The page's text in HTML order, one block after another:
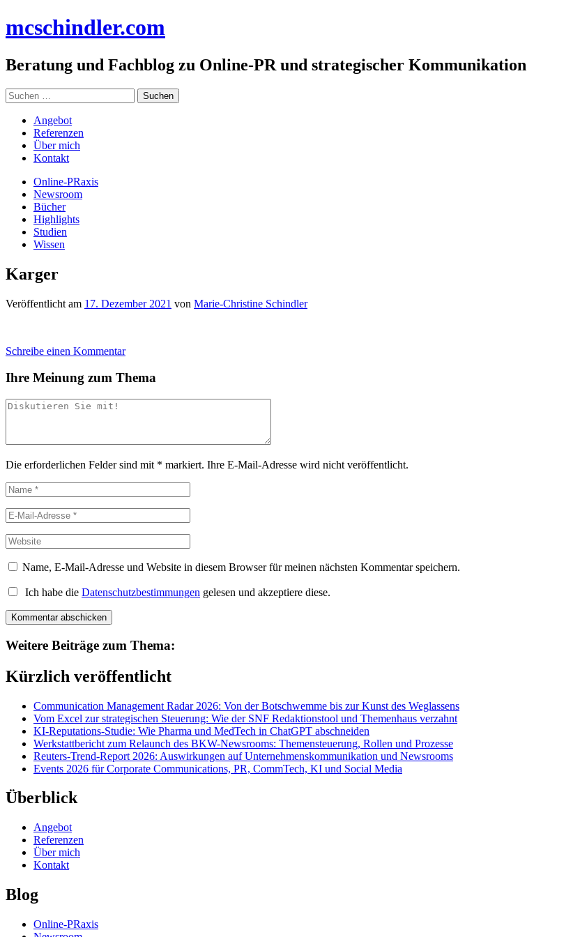
Inhalt
mcschindler.com
Beratung und Fachblog zu Online-PR und strategischer Kommunikation
Suchen
nach:
Angebot
Referenzen
Über mich
Kontakt
Online-PRaxis
Newsroom
Bücher
Highlights
Studien
Wissen
Karger
Veröffentlicht am 17. Dezember 2021 von Marie-Christine Schindler
Schreibe einen Kommentar
Ihre Meinung zum Thema
Die erforderlichen Felder sind mit * markiert. Ihre E-Mail-Adresse wird nicht veröffentlicht.
Name, E-Mail-Adresse und Website in diesem Browser für meinen nächsten Kommentar speichern.
Ich habe die Datenschutzbestimmungen gelesen und akzeptiere diese.
Weitere Beiträge zum Thema:
Kürzlich veröffentlicht
Communication Management Radar 2026: Von der Botschwemme bis zur Kunst des Weglassens
Vom Excel zur strategischen Steuerung: Wie der SNF Redaktionstool und Themenhaus verzahnt
KI-Reputations-Studie: Wie Pharma und MedTech in ChatGPT abschneiden
Werkstattbericht zum Relaunch des BKW-Newsrooms: Themensteuerung, Rollen und Prozesse
Reuters-Trend-Report 2026: Auswirkungen auf Unternehmenskommunikation und Newsrooms
Events 2026 für Corporate Communications, PR, CommTech, KI und Social Media
Überblick
Angebot
Referenzen
Über mich
Kontakt
Blog
Online-PRaxis